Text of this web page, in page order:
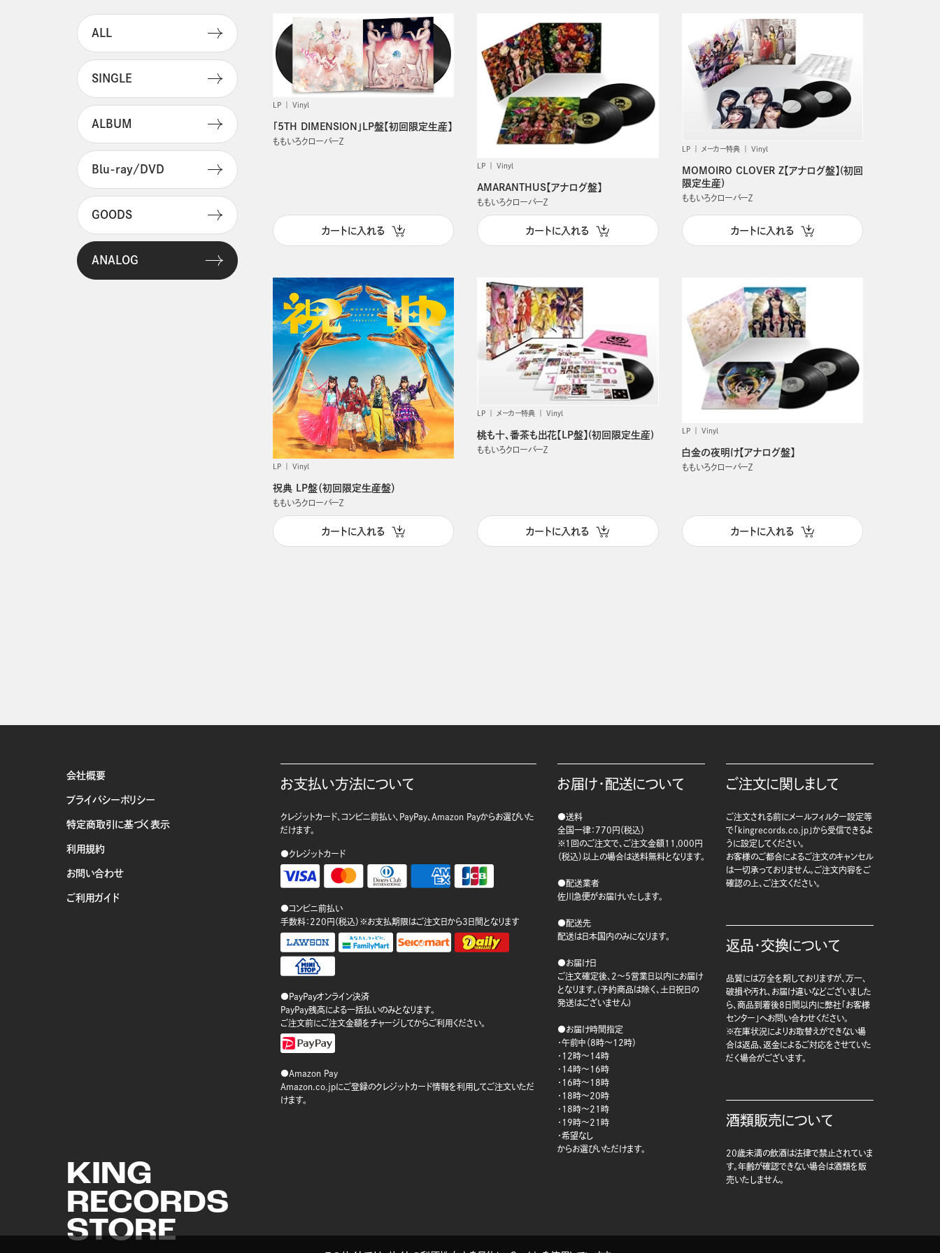
ALL
SINGLE
ALBUM
Blu-ray/DVD
GOODS
ANALOG
LP Vinyl
「5TH DIMENSION」LP盤【初回限定生産】
ももいろクローバーＺ
カートに入れる
LP Vinyl
AMARANTHUS【アナログ盤】
ももいろクローバーＺ
カートに入れる
LP メーカー特典 Vinyl
MOMOIRO CLOVER Z【アナログ盤】(初回
限定生産)
ももいろクローバーＺ
カートに入れる
LP Vinyl
祝典 LP盤（初回限定生産盤）
ももいろクローバーＺ
カートに入れる
LP メーカー特典 Vinyl
桃も十、番茶も出花【LP盤】(初回限定生産)
ももいろクローバーＺ
カートに入れる
LP Vinyl
白金の夜明け【アナログ盤】
ももいろクローバーＺ
カートに入れる
会社概要
プライバシーポリシー
特定商取引に基づく表示
利用規約
お問い合わせ
ご利用ガイド
KING
RECORDS
STORE
お支払い方法について
クレジットカード、コンビニ前払い、PayPay、Amazon Payからお選びいた
だけます。
●クレジットカード
●コンビニ前払い
手数料：220円（税込）※お支払期限はご注文日から3日間となります
●PayPayオンライン決済
PayPay残高による一括払いのみとなります。
ご注文前にご注文金額をチャージしてからご利用ください。
●Amazon Pay
Amazon.co.jpにご登録のクレジットカード情報を利用してご注文いただ
けます。
お届け・配送について
●送料
全国一律：770円（税込）
※1回のご注文で、ご注文金額11,000円
（税込）以上の場合は送料無料となります。
●配送業者
佐川急便がお届けいたします。
●配送先
配送は日本国内のみになります。
●お届け日
ご注文確定後、2～5営業日以内にお届け
となります。(予約商品は除く、土日祝日の
発送はございません)
●お届け時間指定
・午前中（8時～12時）
・12時～14時
・14時～16時
・16時～18時
・18時～20時
・18時～21時
・19時～21時
・希望なし
からお選びいただけます。
ご注文に関しまして
ご注文される前にメールフィルター設定等
で「kingrecords.co.jp」から受信できるよ
うに設定してください。
お客様のご都合によるご注文のキャンセル
は一切承っておりません。ご注文内容をご
確認の上、ご注文ください。
返品・交換について
品質には万全を期しておりますが、万一、
破損や汚れ、お届け違いなどございました
ら、商品到着後8日間以内に弊社「お客様
センター」へお問い合わせください。
※在庫状況によりお取替えができない場
合は返品、返金によるご対応をさせていた
だく場合がございます。
酒類販売について
20歳未満の飲酒は法律で禁止されていま
す。年齢が確認できない場合は酒類を販
売いたしません。